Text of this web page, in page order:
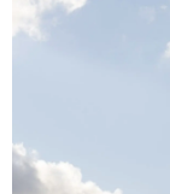
E NTÉRATE DE